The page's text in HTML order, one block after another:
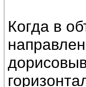
Когда в